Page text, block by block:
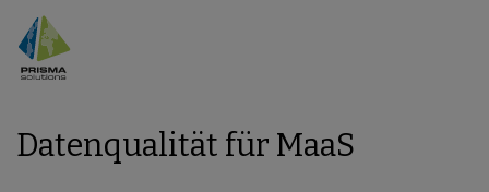
Datenqualität für MaaS